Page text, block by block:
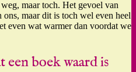
maar toch. Het gevoel van
ons, maar dit is toch wel even heel
even wat warmer dan voordat we
een boek waard is